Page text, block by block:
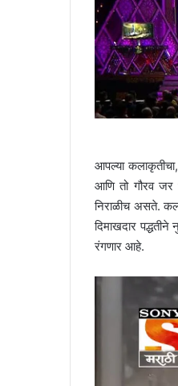
आपल्या
आणि तो गौरव जर
निराळीच असते.
दिमाखदार
रंगणार आहे.